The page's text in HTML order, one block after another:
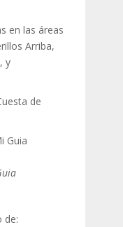
en las áreas
Arriba,
y
de
de: